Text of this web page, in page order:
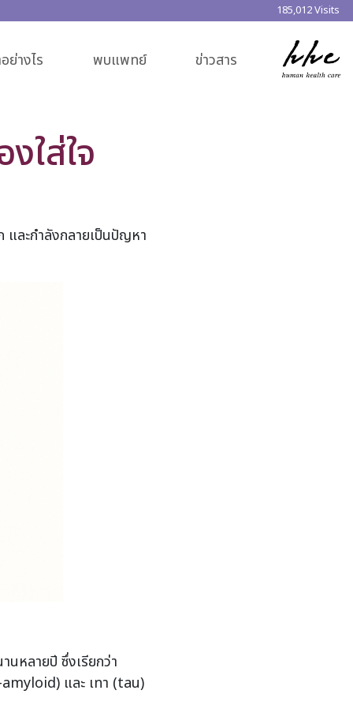
185,012 Visits
ย่างไร พบแพทย์ ข่าวสาร
ใส่ใจ​
และกำลังกลายเป็นปัญหา
นหลายปี ซึ่งเรียกว่า
และ เทา (tau)